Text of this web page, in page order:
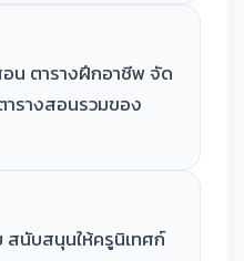
น ตารางฝึกอาชีพ จัด
รางสอนรวมของ
สนับสนุนให้ครูนิเทศก์